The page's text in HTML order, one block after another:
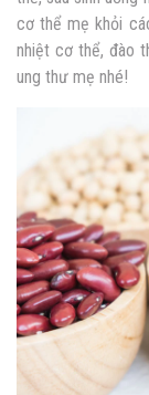
cơ thể mẹ khỏi
nhiệt cơ thể, đào
ung thư mẹ nhé!